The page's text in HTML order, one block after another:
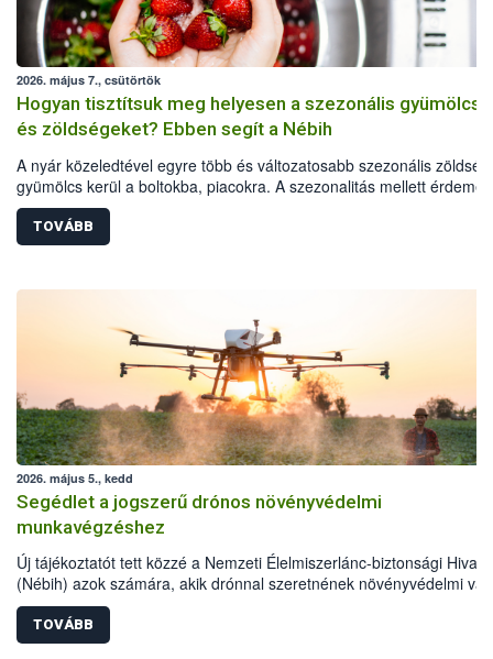
2026. május 7., csütörtök
Hogyan tisztítsuk meg helyesen a szezonális
és zöldségeket? Ebben segít a Nébih
A nyár közeledtével egyre több és változatosabb szezonális
gyümölcs kerül a boltokba, piacokra. A szezonalitás mellett érdemes
odafigyelni az élelmiszerbiztonsági szempontokra és a termények
alapos tisztítására is. A Nemzeti Élelmiszerlánc-biztonsági Hivatal
(Nébih) Oktatási Programja a zöldségek és gyümölcsök alapos
TOVÁBB
2026. május 5., kedd
Segédlet a jogszerű drónos növényvédelmi
munkavégzéshez
Új tájékoztatót tett közzé a Nemzeti Élelmiszerlánc-biztonsági Hivatal
(Nébih) azok számára, akik drónnal szeretnének növényvédelmi
tápanyag-gazdálkodási tevékenységet végezni Magyarországon. Az
összefoglaló részletesen szerepelnek a jogszerű működéshez
szükséges személyi, műszaki és hatósági feltételek.
TOVÁBB